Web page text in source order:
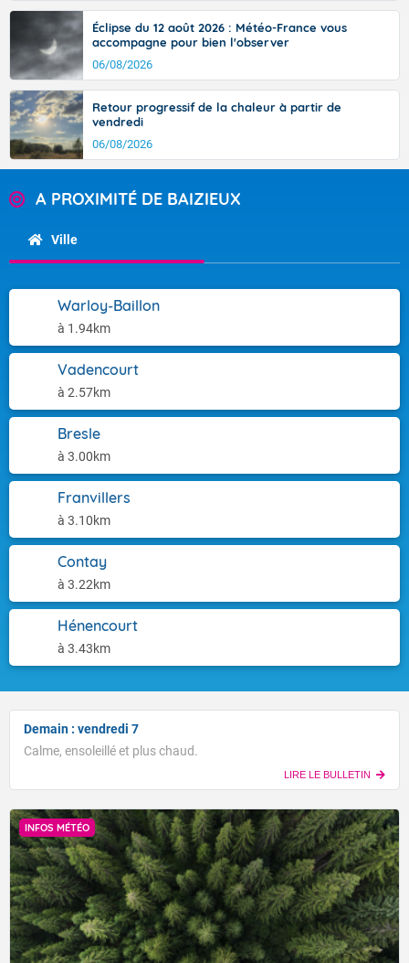
Éclipse du 12 août 2026 : Météo-France vous
accompagne pour bien l'observer
06/08/2026
Retour progressif de la chaleur à partir de
vendredi
06/08/2026
A PROXIMITÉ DE BAIZIEUX
Ville
Warloy-Baillon
à 1.94km
Vadencourt
à 2.57km
Bresle
à 3.00km
Franvillers
à 3.10km
Contay
à 3.22km
Hénencourt
à 3.43km
Demain : vendredi 7
Calme, ensoleillé et plus chaud.
LIRE LE BULLETIN
INFOS MÉTÉO